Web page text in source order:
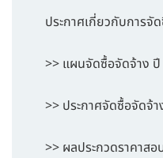
ประกาศเกี่ยวกับการจั
>> แผนจัดซื้อจัดจ้าง
>> ประกาศจัดซื้อจัดจ้
>> ผลประกวดราคาสอ